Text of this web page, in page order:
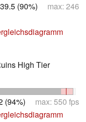
(90%) max: 246
High Tier
(94%) max: 550 fps